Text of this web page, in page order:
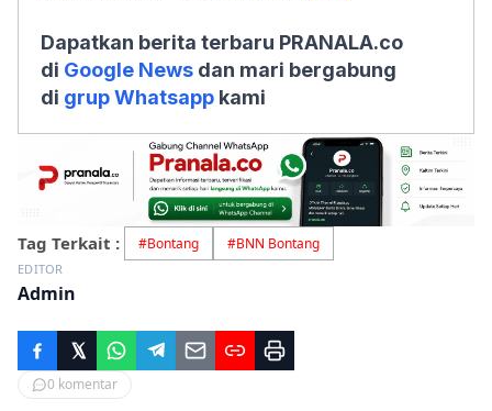
Dapatkan berita terbaru PRANALA.co
di Google News dan mari bergabung
di grup Whatsapp kami
Tag Terkait : #Bontang #BNN Bontang
EDITOR
Admin
0 komentar